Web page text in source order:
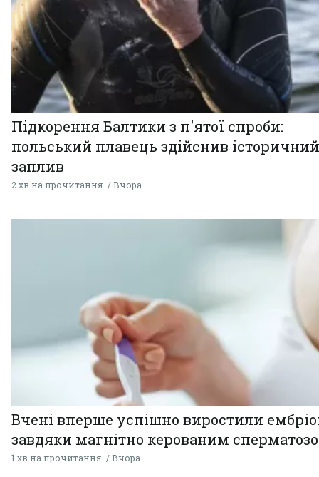
Підкорення Балтики з п'ятої спроби:
польський плавець здійснив історичний
заплив
2 хв на прочитання Вчора
Вчені вперше успішно виростили
завдяки магнітно керованим
1 хв на прочитання Вчора